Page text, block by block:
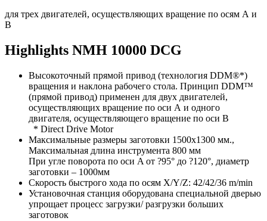
для трех двигателей, осуществляющих вращение по осям А и
В
Highlights NMH 10000 DCG
Высокоточный прямой привод (технология DDM®*)
вращения и наклона рабочего стола. Принцип DDM™
(прямой привод) применен для двух двигателей,
осуществляющих вращение по оси А и одного
двигателя, осуществляющего вращение по оси В
* Direct Drive Motor
Максимальные размеры заготовки 1500х1300 мм.,
Максимальная длина инструмента 800 мм
При угле поворота по оси A от ?95° до ?120°, диаметр
заготовки – 1000мм
Скорость быстрого хода по осям X/Y/Z: 42/42/36 m/min
Установочная станция оборудована специальной дверью
упрощает процесс загрузки/ разгрузки больших
заготовок